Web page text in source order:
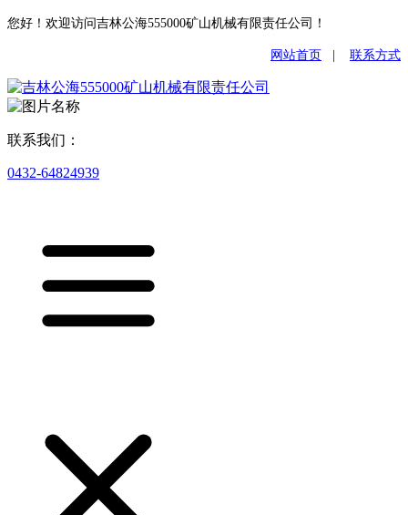
您好！欢迎访问吉林公海555000矿山机械有限责任公司！
网站首页 联系方式
联系我们：
0432-64824939